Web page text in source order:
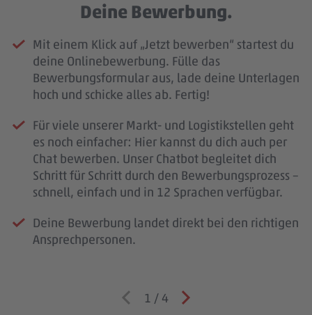
Deine Bewerbung.
Mit einem Klick auf „Jetzt bewerben“ startest du
deine Onlinebewerbung. Fülle das
Bewerbungsformular aus, lade deine Unterlagen
hoch und schicke alles ab. Fertig!
Für viele unserer Markt- und Logistikstellen geht
es noch einfacher: Hier kannst du dich auch per
Chat bewerben. Unser Chatbot begleitet dich
Schritt für Schritt durch den Bewerbungsprozess –
schnell, einfach und in 12 Sprachen verfügbar.
Deine Bewerbung landet direkt bei den richtigen
Ansprechpersonen.
1 / 4